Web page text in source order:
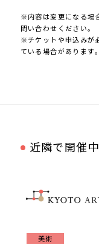
※内容は変更になる場
問い合わせください。
※チケットや申込みが
ている場合があります
近隣で開催
美術